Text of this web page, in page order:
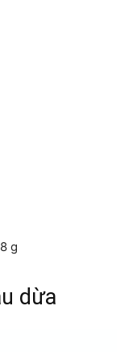
g
dừa